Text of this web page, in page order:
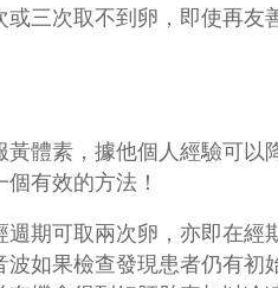
三次取不到卵，即使再友
體素，據他個人經驗可以
有效的方法！
期可取兩次卵，亦即在經
如果檢查發現患者仍有初